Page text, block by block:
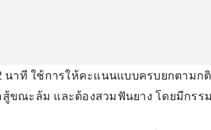
าที ใช้การให้คะแนนแบบครบยกตามก
สู้ขณะล้ม และต้องสวมฟันยาง โดยมีกรร